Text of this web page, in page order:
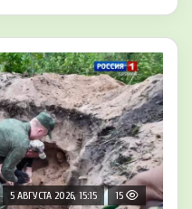
5 АВГУСТА 2026, 15:15 15